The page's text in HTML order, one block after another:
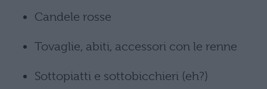
Candele rosse
Tovaglie, abiti, accessori con le renne
Sottopiatti e sottobicchieri (eh?)